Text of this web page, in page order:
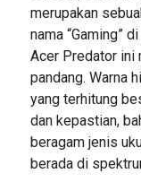
merupakan
nama “Gaming”
Acer Predator ini
pandang. Warna
yang terhitung
dan kepastian,
beragam jenis
berada di